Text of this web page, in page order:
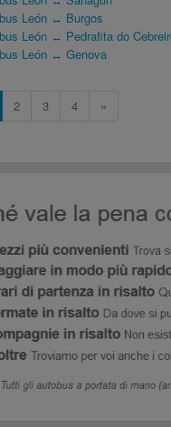
León ↔ Burgos
León ↔ Pedrafita do
León ↔ Genova
2 3 4 »